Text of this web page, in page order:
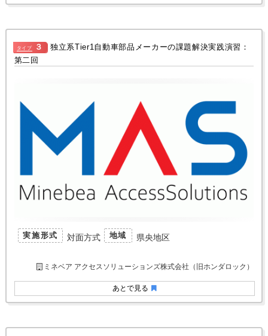
タイプ ３
独立系Tier1自動車部品メーカーの課題解決実践演習：
第二回
あとで見る
実施形式 対面方式 地域 県央地区
ミネベア アクセスソリューションズ株式会社（旧ホンダロック）